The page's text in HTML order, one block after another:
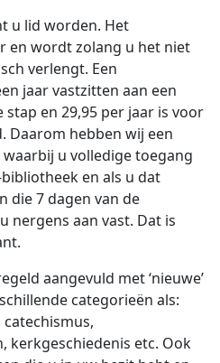
u lid worden. Het
en wordt zolang u het niet
verlengt. Een
jaar vastzitten aan een
en 29,95 per jaar is voor
Daarom hebben wij een
u volledige toegang
en als u dat
die 7 dagen van de
nergens aan vast. Dat is
aangevuld met ‘nieuwe’
categorieën als:
kerkgeschiedenis etc. Ook